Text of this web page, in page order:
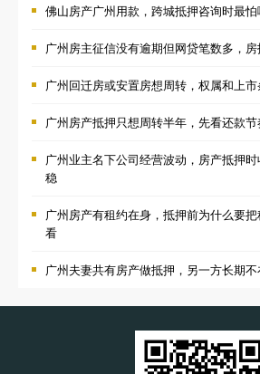
佛山房产广州用款，跨城抵押咨询时最
广州房主征信没有逾期但网贷笔数多，
广州回迁房或安置房想周转，权属和上
广州房产抵押只想周转半年，先看还款
广州业主名下公司经营波动，房产抵押
稳
广州房产有租约在身，抵押前为什么要
看
广州夫妻共有房产做抵押，另一方长期